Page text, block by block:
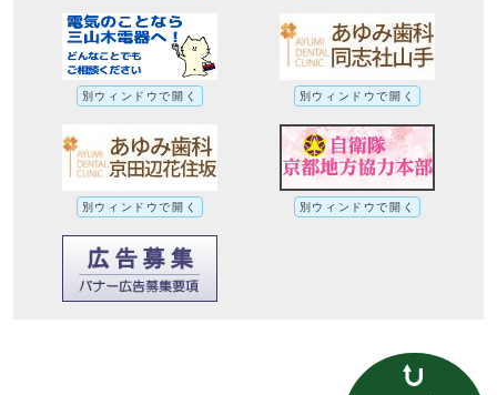
別ウィンドウで開く 別ウィンドウで開く
別ウィンドウで開く 別ウィンドウで開く